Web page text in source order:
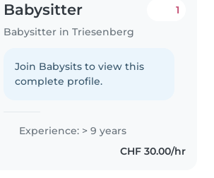
Babysitter
Babysitter in Triesenberg
1
Join Babysits to view this
complete profile.
Experience: > 9 years
CHF 30.00/hr